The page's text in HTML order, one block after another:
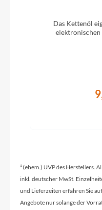
Das Kettenöl
elektronischen
¹ (ehem.) UVP des Herstellers.
inkl. deutscher MwSt.
und Lieferzeiten erfahren Sie
Angebote nur solange der